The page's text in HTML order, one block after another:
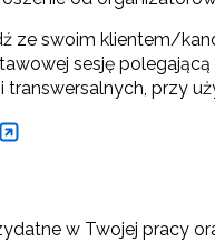
ze swoim klientem/
sesję
transwersalnych, przy
w Twojej pracy